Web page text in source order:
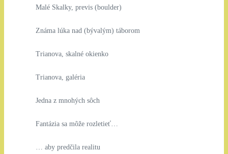
Malé Skalky, previs (boulder)
Známa lúka nad (bývalým) táborom
Trianova, skalné okienko
Trianova, galéria
Jedna z mnohých sôch
Fantázia sa môže rozletieť…
… aby predčila realitu